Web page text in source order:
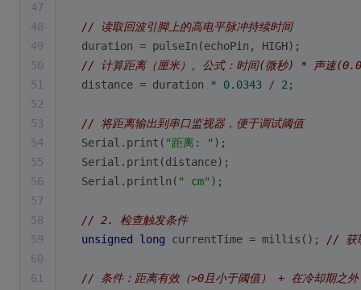
47
48
// 读取回波引脚上的高电平脉冲持续时间
49
  duration =
pulseIn (echoPin, HIGH);
50
// 计算距离（厘米）。公式：时间(微秒) * 声速
51
  distance = duration *
0.0343 / 2 ;
52
53
// 将距离输出到串口监视器，便于调试阈值
54
  Serial.
print ( "距离: " );
55
  Serial.
print (distance);
56
  Serial.
println ( " cm" );
57
58
// 2. 检查触发条件
59
unsigned long currentTime = millis (); // 获
60
61
// 条件：距离有效（>0且小于阈值） + 在冷却期之